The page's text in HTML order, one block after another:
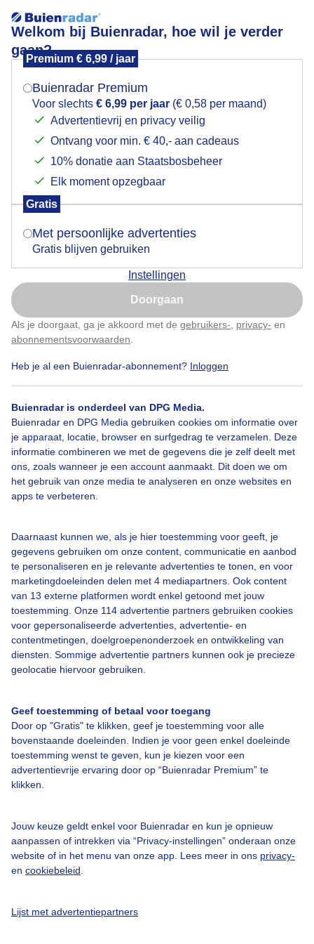
Welkom bij Buienradar, hoe wil je verder
gaan?
Premium € 6,99 / jaar
Buienradar Premium
Voor slechts € 6,99 per jaar (€ 0,58 per maand)
Advertentievrij en privacy veilig
Ontvang voor min. € 40,- aan cadeaus
10% donatie aan Staatsbosbeheer
Elk moment opzegbaar
Gratis
Met persoonlijke advertenties
Gratis blijven gebruiken
Instellingen
Doorgaan
Als je doorgaat, ga je akkoord met de gebruikers- privacy- en
abonnementsvoorwaarden
Heb je al een Buienradar-abonnement? Inloggen
Buienradar is onderdeel van DPG Media.
Buienradar en DPG Media gebruiken cookies om informatie over
je apparaat, locatie, browser en surfgedrag te verzamelen. Deze
informatie combineren we met de gegevens die je zelf deelt met
ons, zoals wanneer je een account aanmaakt. Dit doen we om
het gebruik van onze media te analyseren en onze websites en
apps te verbeteren.
Daarnaast kunnen we, als je hier toestemming voor geeft, je
gegevens gebruiken om onze content, communicatie en aanbod
te personaliseren en je relevante advertenties te tonen, en voor
marketingdoeleinden delen met 4 mediapartners. Ook content
van 13 externe platformen wordt enkel getoond met jouw
toestemming. Onze 114 advertentie partners gebruiken cookies
voor gepersonaliseerde advertenties, advertentie- en
contentmetingen, doelgroepenonderzoek en ontwikkeling van
diensten. Sommige advertentie partners kunnen ook je precieze
geolocatie hiervoor gebruiken.
Geef toestemming of betaal voor toegang
Door op "Gratis" te klikken, geef je toestemming voor alle
bovenstaande doeleinden. Indien je voor geen enkel doeleinde
toestemming wenst te geven, kun je kiezen voor een
advertentievrije ervaring door op “Buienradar Premium” te
klikken.
Jouw keuze geldt enkel voor Buienradar en kun je opnieuw
aanpassen of intrekken via “Privacy-instellingen” onderaan onze
website of in het menu van onze app. Lees meer in ons privacy-
en cookiebeleid
Lijst met advertentiepartners
Regenbui opkomst
Goedemorgen
Een moment geduld aub...
Over Buienradar
Bedrijfsgegevens
Veelgestelde vragen
Toegankelijkheid
Gebruikersvoorwaarden
Adverteren
Buienradar Team
Cookie beleid
Privacy instellingen
Gratis weerdata
@BuienradarNL
Mogen we je locatie gebruiken voor het
Indien je hier nog geen akkoord op hebt gegeven,
verschijnt er zo een pop-up uit je browser waarin
Is goed, toon de popup
Nu niet, misschien later
Klik hierom dit aan te passen